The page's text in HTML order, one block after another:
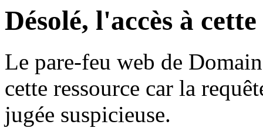
Désolé, l'accès à
Le pare-feu web de
cette ressource car la
jugée suspicieuse.